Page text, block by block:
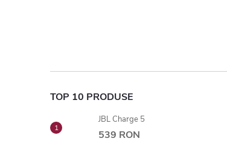
TOP 10 PRODUSE
JBL Charge 5
539 RON